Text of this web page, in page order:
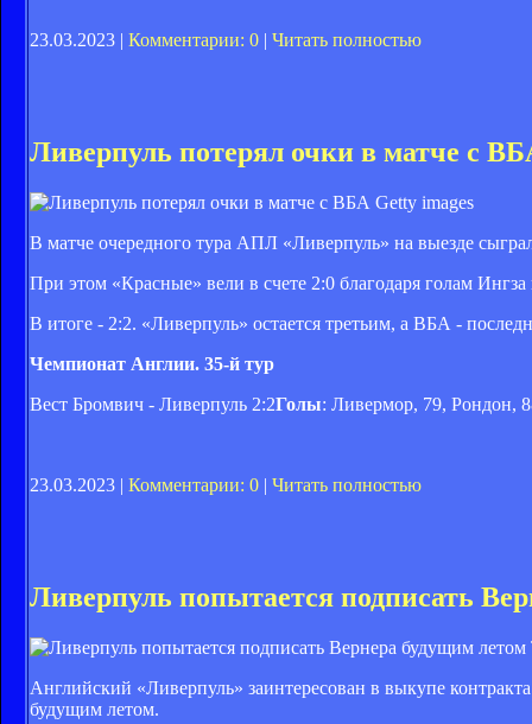
23.03.2023 | Комментарии: 0 | Читать полностью
Ливерпуль потерял очки в матче с
Getty images
В матче очередного тура АПЛ «Ливерпуль» на выезде
При этом «Красные» вели в счете 2:0 благодаря голам
В итоге - 2:2. «Ливерпуль» остается третьим, а ВБА -
Чемпионат Англии. 35-й тур
Вест Бромвич - Ливерпуль 2:2Голы: Ливермор, 79, Рондон,
23.03.2023 | Комментарии: 0 | Читать полностью
Ливерпуль попытается подписать
Английский «Ливерпуль» заинтересован в выкупе
будущим летом.